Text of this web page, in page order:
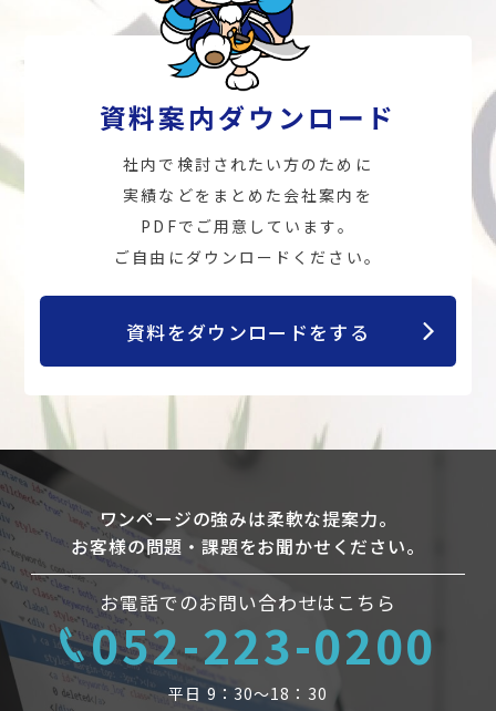
資料案内ダウンロード
社内で検討されたい方のために
実績などをまとめた会社案内を
PDFでご用意しています。
ご自由にダウンロードください。
資料をダウンロードをする
ワンページの強みは柔軟な提案力。
お客様の問題・課題をお聞かせください。
お電話でのお問い合わせはこちら
052-223-0200
平日 9：30〜18：30